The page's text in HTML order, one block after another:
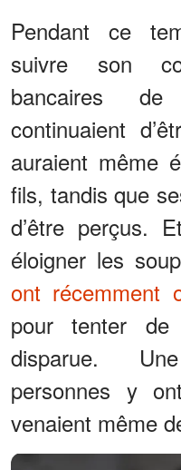
Pendant ce
suivre son
bancaires de
continuaient
auraient même
fils, tandis que
d’être perçus.
éloigner les
ont récemment
pour tenter de
disparue.
personnes y
venaient même